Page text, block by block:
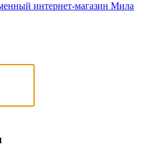
интернет-магазин Мила